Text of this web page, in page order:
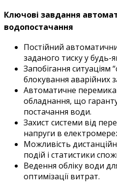
Ключові завдання
водопостачання
Постійний
заданого тиску у будь-
Запобігання ситуаціям
блокування аварійних
Автоматичне
обладнання, що
постачання води.
Захист системи від
напруги в
Можливість
подій і статистики
Ведення обліку води
оптимізації витрат.